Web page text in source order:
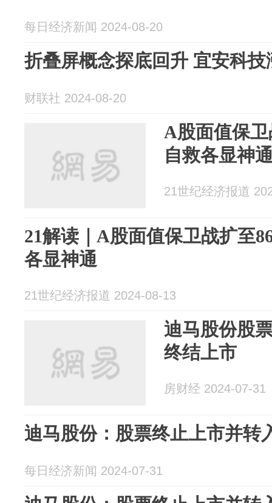
每日经济新闻 2024-08-20
折叠屏概念探底回升 宜安科技
财联社 2024-08-20
A股面值保
自救各显神
21世纪经济报道
21解读｜A股面值保卫战扩至
各显神通
21世纪经济报道 2024-08-13
迪马股份股
终结上市
房财经 2024-07-31
迪马股份：股票终止上市并转
每日经济新闻 2024-07-31